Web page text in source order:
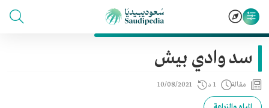
سد وادي بيش
مقالة 1 د 10/08/2021